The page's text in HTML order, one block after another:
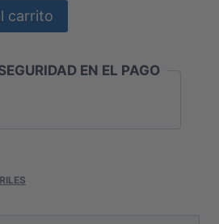
carrito
EN EL PAGO